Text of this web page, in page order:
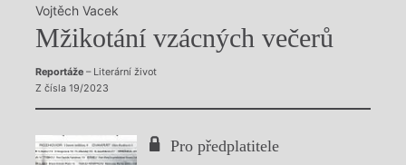
Výroční ceny
Vojtěch Vacek
Mžikotání vzácných večerů
Reportáže– Literární život
Z čísla 19/2023
Pro předplatitele